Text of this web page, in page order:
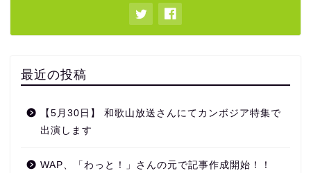
最近の投稿
【5月30日】 和歌山放送さんにてカンボジア特集で
出演します
WAP、「わっと！」さんの元で記事作成開始！！